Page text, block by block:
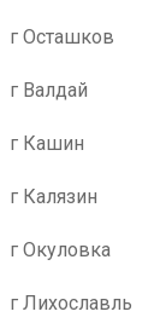
г Осташков
г Валдай
г Кашин
г Калязин
г Окуловка
г Лихославль